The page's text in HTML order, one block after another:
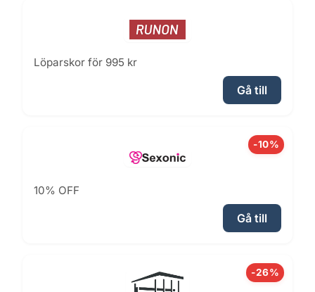
Löparskor för 995 kr
Gå till
-10%
10% OFF
Gå till
-26%